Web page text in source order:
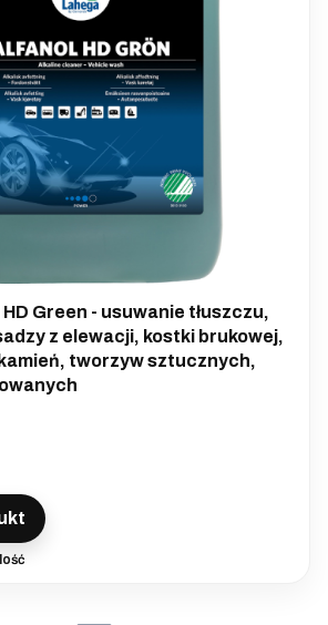
Green - usuwanie tłuszczu,
z elewacji, kostki brukowej,
tworzyw sztucznych,